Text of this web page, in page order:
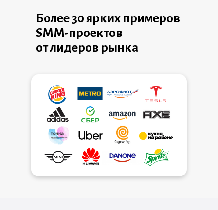
Более 30 ярких примеров
SMM-проектов
от лидеров рынка